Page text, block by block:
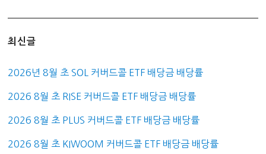
최신글
2026년 8월 초 SOL 커버드콜 ETF 배당금 배당률
2026 8월 초 RISE 커버드콜 ETF 배당금 배당률
2026 8월 초 PLUS 커버드콜 ETF 배당금 배당률
2026 8월 초 KIWOOM 커버드콜 ETF 배당금 배당률